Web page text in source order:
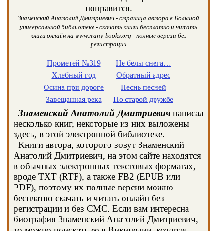
понравится.
Знаменский Анатолий Дмитриевич - страница автора в Большой
универсальной библиотеке - скачать книги бесплатно и читать
книги онлайн на www.many-books.org - полные версии без
регистрации
Прометей №319
Хлебный год
Осина при дороге
Завещанная река
Не белы снега…
Обратный адрес
Песнь песней
По старой дружбе
Знаменский Анатолий Дмитриевич написал
несколько книг, некоторые из них выложены
здесь, в этой электронной библиотеке.
Книги автора, которого зовут Знаменский
Анатолий Дмитриевич, на этом сайте находятся
в обычных электронных текстовых форматах,
вроде TXT (RTF), а также FB2 (EPUB или
PDF), поэтому их полные версии можно
бесплатно скачать и читать онлайн без
регистрации и без СМС. Если вам интересна
биография Знаменский Анатолий Дмитриевич,